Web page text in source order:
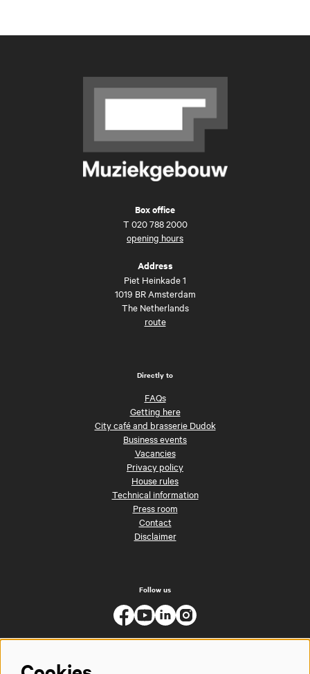
Box office
T 020 788 2000
opening hours
Address
Piet Heinkade 1
1019 BR Amsterdam
The Netherlands
route
Directly to
FAQs
Getting here
City café and brasserie Dudok
Business events
Vacancies
Privacy policy
House rules
Technical information
Press room
Contact
Disclaimer
Follow us